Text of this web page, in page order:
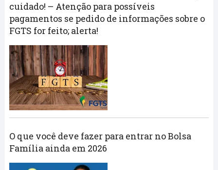
cuidado! – Atenção para possíveis
pagamentos se pedido de informações sobre o
FGTS for feito; alerta!
O que você deve fazer para entrar no Bolsa
Família ainda em 2026